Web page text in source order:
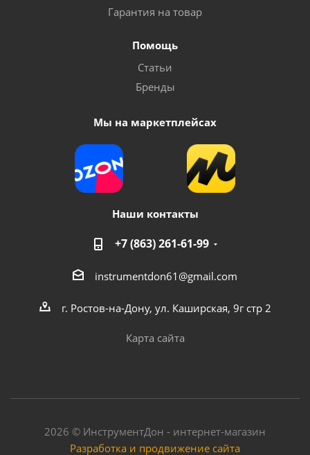
Гарантия на товар
Помощь
Статьи
Бренды
Мы на маркетплейсах
Наши контакты
+7 (863) 261-61-99
instrumentdon61@gmail.com
г. Ростов-на-Дону, ул. Каширская, 9г стр 2
Карта сайта
2026 © ИнструментДон - интернет-магазин
Разработка и продвижение сайта